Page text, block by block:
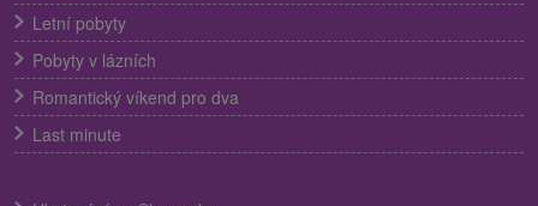
Letní pobyty
Pobyty v lázních
Romantický víkend pro dva
Last minute